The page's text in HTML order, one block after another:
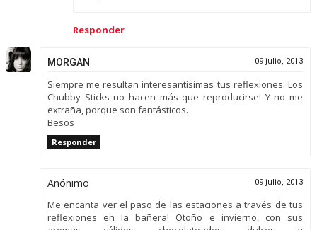
Responder
MORGAN 09 julio, 2013
Siempre me resultan interesantísimas tus reflexiones. Los
Chubby Sticks no hacen más que reproducirse! Y no me
extraña, porque son fantásticos.
Besos
Responder
Anónimo 09 julio, 2013
Me encanta ver el paso de las estaciones a través de tus
reflexiones en la bañera! Otoño e invierno, con sus